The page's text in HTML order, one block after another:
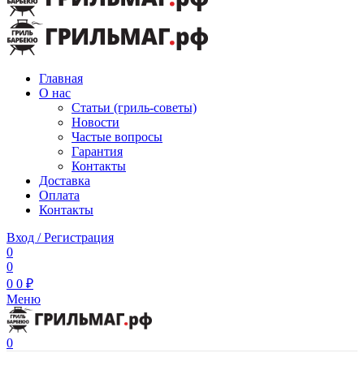
Главная
О нас
Статьи (гриль-советы)
Новости
Частые вопросы
Гарантия
Контакты
Доставка
Оплата
Контакты
Вход / Регистрация
0
0
0 0 ₽
Меню
0